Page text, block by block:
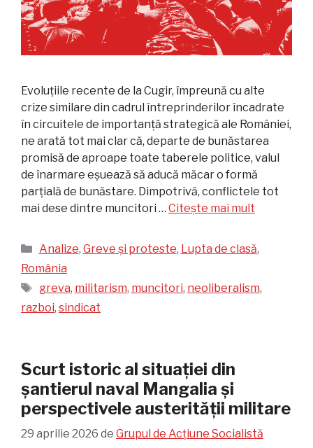
Evoluțiile recente de la Cugir, împreună cu alte
crize similare din cadrul întreprinderilor încadrate
în circuitele de importanță strategică ale României,
ne arată tot mai clar că, departe de bunăstarea
promisă de aproape toate taberele politice, valul
de înarmare eșuează să aducă măcar o formă
parțială de bunăstare. Dimpotrivă, conflictele tot
mai dese dintre muncitori … Citește mai mult
Categorii
Analize, Greve și proteste, Lupta de clasă,
România
Etichete
greva, militarism, muncitori, neoliberalism,
razboi, sindicat
Scurt istoric al situației din
șantierul naval Mangalia și
perspectivele austerității militare
29 aprilie 2026 de Grupul de Acțiune Socialistă